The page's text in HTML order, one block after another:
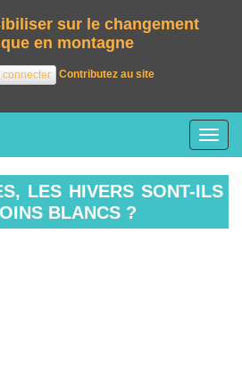
sur le changement
en montagne
connecter Contributez au site
LES HIVERS SONT-ILS
BLANCS ?